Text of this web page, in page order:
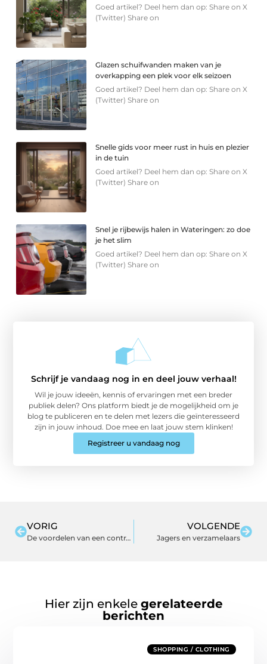
Goed artikel? Deel hem dan op: Share on X
(Twitter) Share on
Glazen schuifwanden maken van je
overkapping een plek voor elk seizoen
Goed artikel? Deel hem dan op: Share on X
(Twitter) Share on
Snelle gids voor meer rust in huis en plezier
in de tuin
Goed artikel? Deel hem dan op: Share on X
(Twitter) Share on
Snel je rijbewijs halen in Wateringen: zo doe
je het slim
Goed artikel? Deel hem dan op: Share on X
(Twitter) Share on
Schrijf je vandaag nog in en deel jouw verhaal!
Wil je jouw ideeën, kennis of ervaringen met een breder
publiek delen? Ons platform biedt je de mogelijkheid om je
blog te publiceren en te delen met lezers die geïnteresseerd
zijn in jouw inhoud. Doe mee en laat jouw stem klinken!
Registreer u vandaag nog
VORIG
De voordelen van een contract
VOLGENDE
Jagers en verzamelaars
Hier zijn enkele gerelateerde
berichten
SHOPPING / CLOTHING